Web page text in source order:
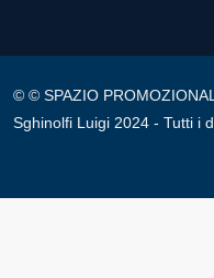
© © SPAZIO
Sghinolfi Luigi 2024 - Tutti i